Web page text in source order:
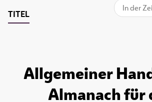
TITEL
Allgemeiner
Almanach für